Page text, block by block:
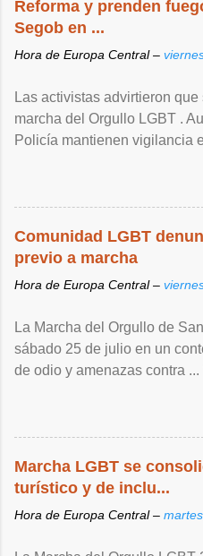
Reforma y prenden
Segob en ...
Hora de Europa Central –
Las activistas advirtieron
marcha del Orgullo LGBT .
Policía mantienen vigilancia
Comunidad LGBT
previo a marcha
Hora de Europa Central –
La Marcha del Orgullo de
sábado 25 de julio en un
de odio y amenazas contra ...
Marcha LGBT se
turístico y de inclu...
Hora de Europa Central –